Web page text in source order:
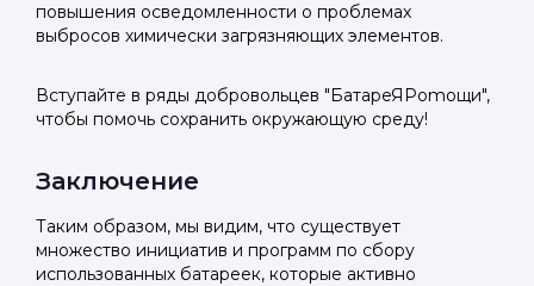
повышения осведомленности о проблемах
выбросов химически загрязняющих элементов.
Вступайте в ряды добровольцев "БатаpеЯPomощи",
чтобы помочь сохранить окружающую среду!
Заключение
Таким образом, мы видим, что существует
множество инициатив и программ по сбору
использованных батареек, которые активно